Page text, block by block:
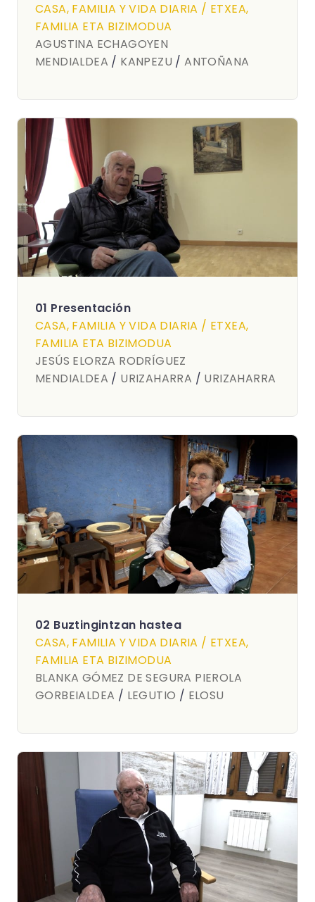
CASA, FAMILIA Y VIDA DIARIA / ETXEA,
FAMILIA ETA BIZIMODUA
AGUSTINA ECHAGOYEN
MENDIALDEA / KANPEZU /ANTOÑANA
01 Presentación
CASA, FAMILIA Y VIDA DIARIA / ETXEA,
FAMILIA ETA BIZIMODUA
JESÚS ELORZA RODRÍGUEZ
MENDIALDEA / URIZAHARRA / URIZAHARRA
02 Buztingintzan hastea
CASA, FAMILIA Y VIDA DIARIA / ETXEA,
FAMILIA ETA BIZIMODUA
BLANKA GÓMEZ DE SEGURA PIEROLA
GORBEIALDEA / LEGUTIO / ELOSU